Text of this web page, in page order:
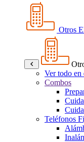
Otros
Ver todo en
Combos
Teléfonos